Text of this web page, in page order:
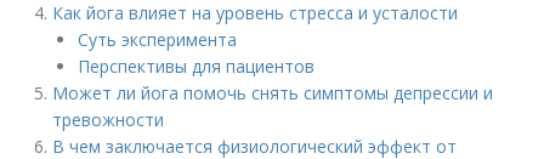
Как йога влияет на уровень стресса и усталости
Суть эксперимента
Перспективы для пациентов
Может ли йога помочь снять симптомы депрессии и
тревожности
В чем заключается физиологический эффект от